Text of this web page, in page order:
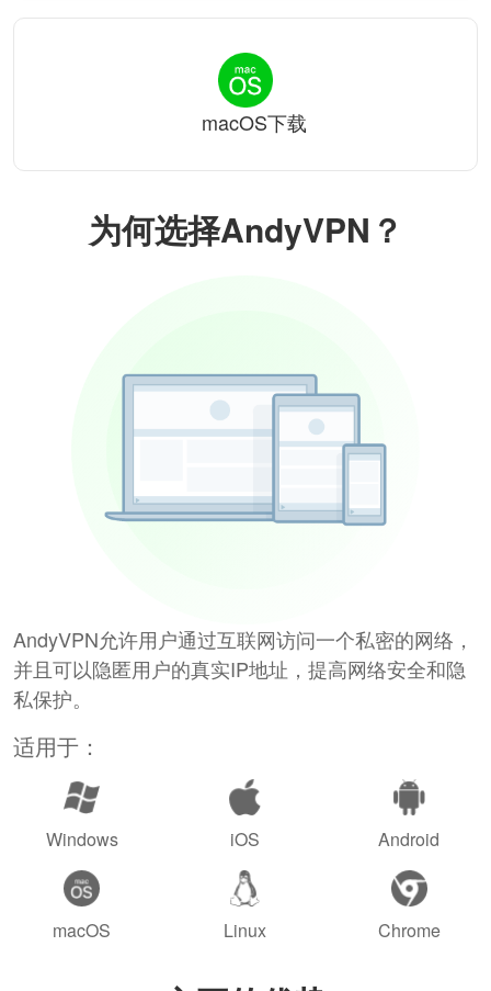
为何选择AndyVPN？
AndyVPN允许用户通过互联网访问一个私密的网络，
并且可以隐匿用户的真实IP地址，提高网络安全和隐
私保护。
适用于：
Windows iOS Android
macOS Linux Chrome
macOS下载